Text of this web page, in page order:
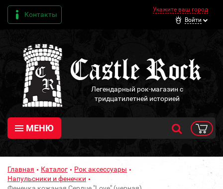
Контакты
Укажите ваш город
Войти
Легендарный рок-магазин с
тридцатилетней историей
МЕНЮ
Главная Каталог
Рок аксессуары
Напульсники и фенечки